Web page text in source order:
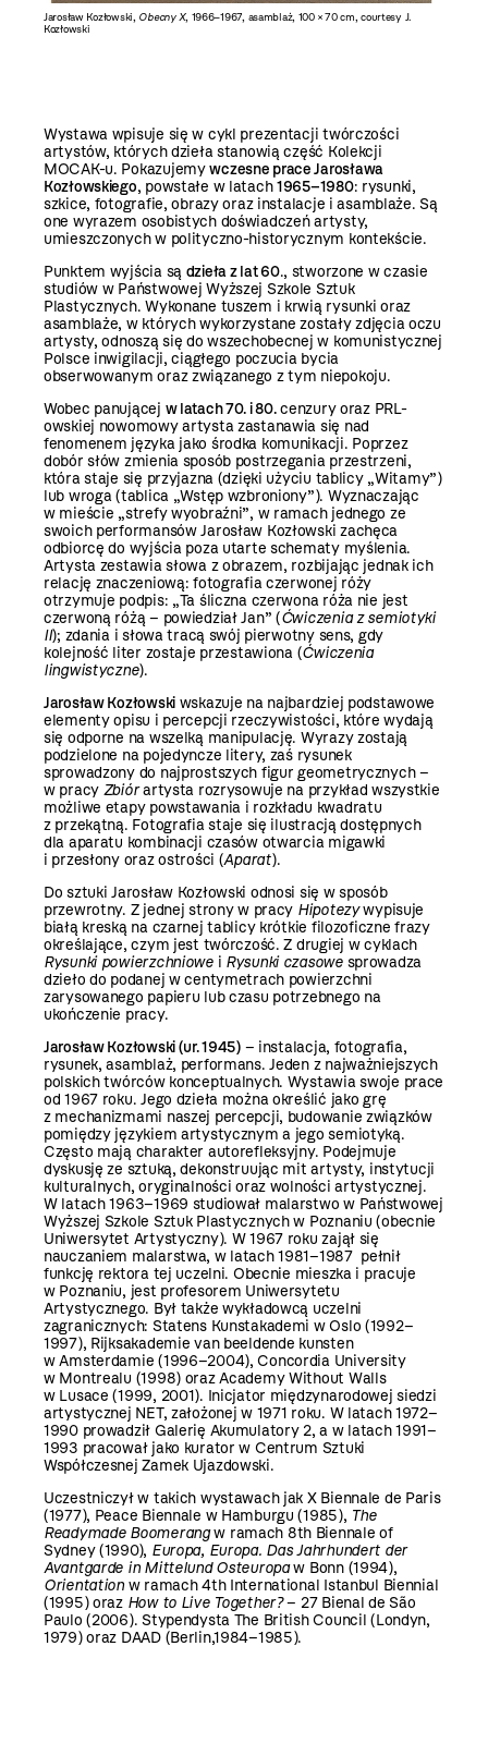
Jarosław Kozłowski, Obecny X, 1966–1967, asamblaż, 100 × 70 cm, courtesy J.
Kozłowski
Wystawa wpisuje się w cykl prezentacji twórczości
artystów, których dzieła stanowią część Kolekcji
MOCAK-u. Pokazujemywczesne prace Jarosława
Kozłowskiego, powstałe w latach1965–1980: rysunki,
szkice, fotografie, obrazy oraz instalacje i asamblaże. Są
one wyrazem osobistych doświadczeń artysty,
umieszczonych w polityczno-historycznym kontekście.
Punktem wyjścia są dzieła z lat 60., stworzone w czasie
studiów w Państwowej Wyższej Szkole Sztuk
Plastycznych. Wykonane tuszem i krwią rysunki oraz
asamblaże, w których wykorzystane zostały zdjęcia oczu
artysty, odnoszą się do wszechobecnej w komunistycznej
Polsce inwigilacji, ciągłego poczucia bycia
obserwowanym oraz związanego z tym niepokoju.
Wobec panującej w latach 70. i 80.cenzury oraz PRL-
owskiej nowomowy artysta zastanawia się nad
fenomenem języka jako środka komunikacji. Poprzez
dobór słów zmienia sposób postrzegania przestrzeni,
która staje się przyjazna (dzięki użyciu tablicy „Witamy”)
lub wroga (tablica „Wstęp wzbroniony”). Wyznaczając
w mieście „strefy wyobraźni”, w ramach jednego ze
swoich performansów Jarosław Kozłowski zachęca
odbiorcę do wyjścia poza utarte schematy myślenia.
Artysta zestawia słowa z obrazem, rozbijając jednak ich
relację znaczeniową: fotografia czerwonej róży
otrzymuje podpis: „Ta śliczna czerwona róża nie jest
czerwoną różą – powiedział Jan” (Ćwiczenia z semiotyki
II); zdania i słowa tracą swój pierwotny sens, gdy
kolejność liter zostaje przestawiona (Ćwiczenia
lingwistyczne).
Jarosław Kozłowskiwskazuje na najbardziej podstawowe
elementy opisu i percepcji rzeczywistości, które wydają
się odporne na wszelką manipulację. Wyrazy zostają
podzielone na pojedyncze litery, zaś rysunek
sprowadzony do najprostszych figur geometrycznych –
w pracy Zbiórartysta rozrysowuje na przykład wszystkie
możliwe etapy powstawania i rozkładu kwadratu
z przekątną. Fotografia staje się ilustracją dostępnych
dla aparatu kombinacji czasów otwarcia migawki
i przesłony oraz ostrości (Aparat).
Do sztuki Jarosław Kozłowski odnosi się w sposób
przewrotny. Z jednej strony w pracy Hipotezywypisuje
białą kreską na czarnej tablicy krótkie filozoficzne frazy
określające, czym jest twórczość. Z drugiej w cyklach
Rysunki powierzchniowe i Rysunki czasowesprowadza
dzieło do podanej w centymetrach powierzchni
zarysowanego papieru lub czasu potrzebnego na
ukończenie pracy.
Jarosław Kozłowski (ur. 1945)– instalacja, fotografia,
rysunek, asamblaż, performans. Jeden z najważniejszych
polskich twórców konceptualnych. Wystawia swoje prace
od 1967 roku. Jego dzieła można określić jako grę
z mechanizmami naszej percepcji, budowanie związków
pomiędzy językiem artystycznym a jego semiotyką.
Często mają charakter autorefleksyjny. Podejmuje
dyskusję ze sztuką, dekonstruując mit artysty, instytucji
kulturalnych, oryginalności oraz wolności artystycznej.
W latach 1963–1969 studiował malarstwo w Państwowej
Wyższej Szkole Sztuk Plastycznych w Poznaniu (obecnie
Uniwersytet Artystyczny). W 1967 roku zajął się
nauczaniem malarstwa, w latach 1981–1987 pełnił
funkcję rektora tej uczelni. Obecnie mieszka i pracuje
w Poznaniu, jest profesorem Uniwersytetu
Artystycznego. Był także wykładowcą uczelni
zagranicznych: Statens Kunstakademi w Oslo (1992–
1997), Rijksakademie van beeldende kunsten
w Amsterdamie (1996–2004), Concordia University
w Montrealu (1998) oraz Academy Without Walls
w Lusace (1999, 2001). Inicjator międzynarodowej siedzi
artystycznej NET, założonej w 1971 roku. W latach 1972–
1990 prowadził Galerię Akumulatory 2, a w latach 1991–
1993 pracował jako kurator w Centrum Sztuki
Współczesnej Zamek Ujazdowski.
Uczestniczył w takich wystawach jak X Biennale de Paris
(1977), Peace Biennale w Hamburgu (1985), The
Readymade Boomerangw ramach 8th Biennale of
Sydney (1990), Europa, Europa. Das Jahrhundert der
Avantgarde in Mittelund Osteuropaw Bonn (1994),
Orientationw ramach 4th International Istanbul Biennial
(1995) oraz How to Live Together?– 27 Bienal de São
Paulo (2006). Stypendysta The British Council (Londyn,
1979) oraz DAAD (Berlin,1984–1985).